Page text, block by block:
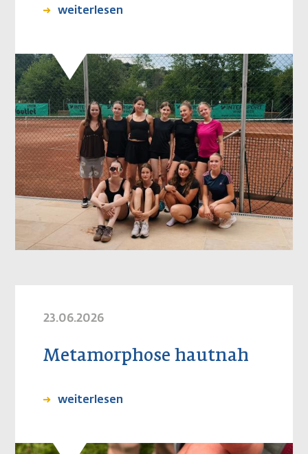
weiterlesen
23.06.2026
Metamorphose hautnah
weiterlesen